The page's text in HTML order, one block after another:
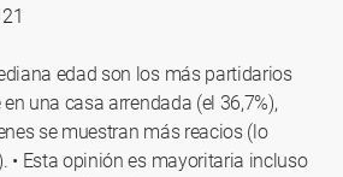
edad son los más partidarios
una casa arrendada (el 36,7%),
se muestran más reacios (lo
• Esta opinión es mayoritaria incluso